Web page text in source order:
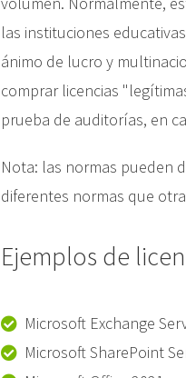
las instituciones
ánimo de lucro y
comprar licencias
prueba de auditorías, en
Nota: las normas pueden
diferentes normas que
Ejemplos de
Microsoft Exchange
Microsoft SharePoint